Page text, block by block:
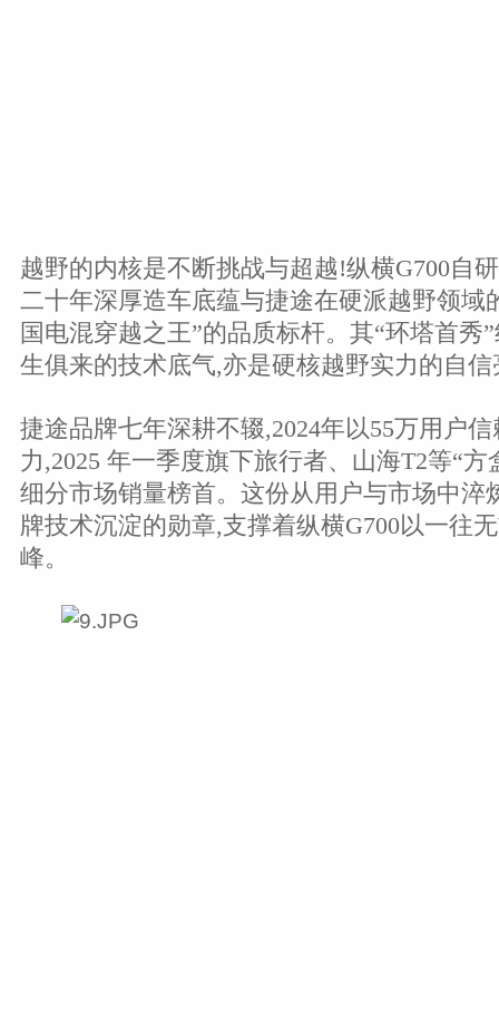
越野的内核是不断挑战与超越!纵横G700自
二十年深厚造车底蕴与捷途在硬派越野领域
国电混穿越之王”的品质标杆。其“环塔首秀
生俱来的技术底气,亦是硬核越野实力的自信
捷途品牌七年深耕不辍,2024年以55万用户
力,2025 年一季度旗下旅行者、山海T2等“
细分市场销量榜首。这份从用户与市场中淬
牌技术沉淀的勋章,支撑着纵横G700以一往
峰。